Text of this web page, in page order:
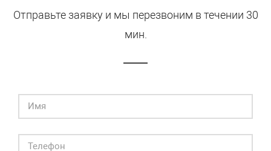
Отправьте заявку и мы перезвоним в течении 30
мин.